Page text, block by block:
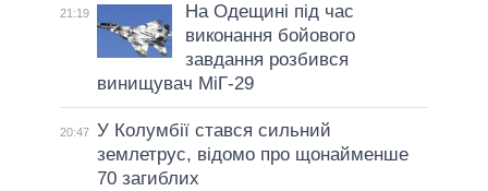
21:19
На Одещині під час
виконання бойового
завдання розбився
винищувач МіГ-29
20:47 У Колумбії стався сильний
землетрус, відомо про щонайменше
70 загиблих